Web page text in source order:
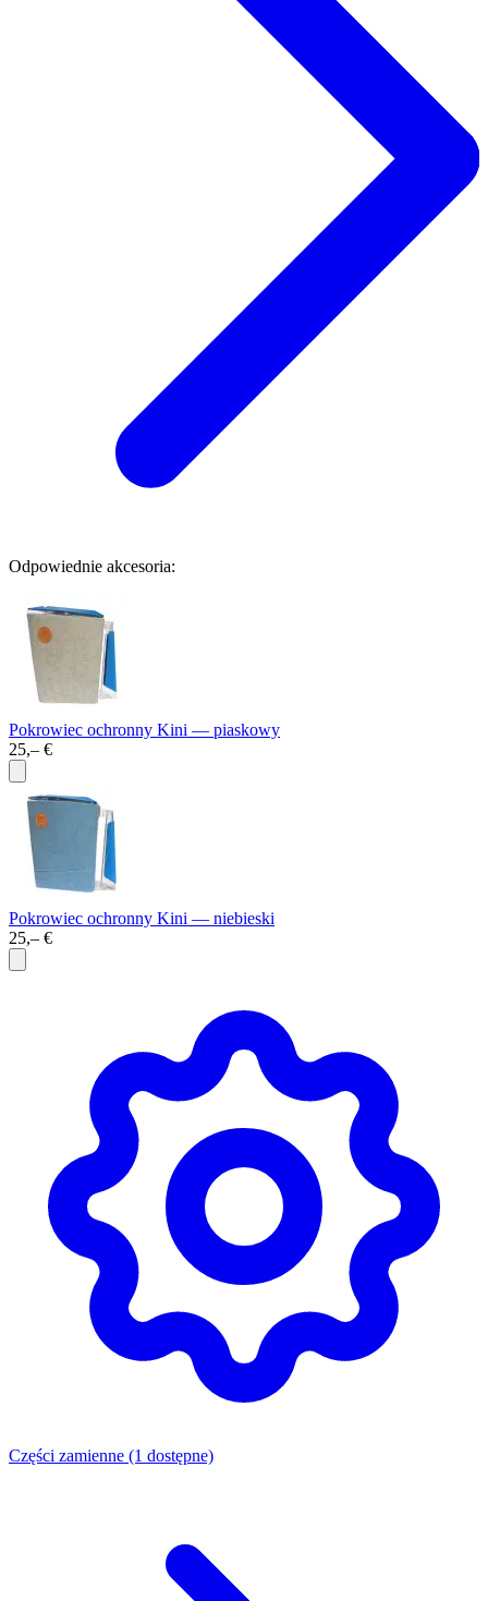
Odpowiednie akcesoria:
Pokrowiec ochronny Kini — piaskowy
25,– €
Pokrowiec ochronny Kini — niebieski
25,– €
Części zamienne (1 dostępne)